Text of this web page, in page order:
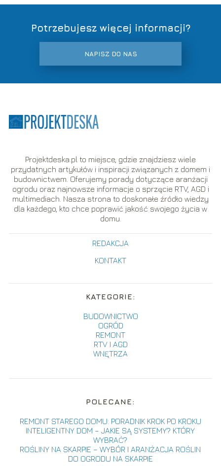
Potrzebujesz więcej informacji?
NAPISZ DO NAS
Projektdeska.pl to miejsce, gdzie znajdziesz wiele
przydatnych artykułów i inspiracji związanych z domem i
budownictwem. Oferujemy porady dotyczące aranżacji
ogrodu oraz najnowsze informacje o sprzęcie RTV, AGD i
multimediach. Nasza strona to doskonałe źródło wiedzy
dla każdego, kto chce poprawić jakość swojego życia w
domu.
REDAKCJA
KONTAKT
KATEGORIE:
BUDOWNICTWO
OGRÓD
REMONT
RTV I AGD
WNĘTRZA
POLECANE:
REMONT STAREGO DOMU: PORADNIK KROK PO KROKU
INTELIGENTNY DOM – JAKIE SĄ SYSTEMY? KTÓRY
WYBRAĆ?
ROŚLINY NA SKARPIE – WYBÓR I ARANŻACJA ROŚLIN
DO OGRODU NA SKARPIE